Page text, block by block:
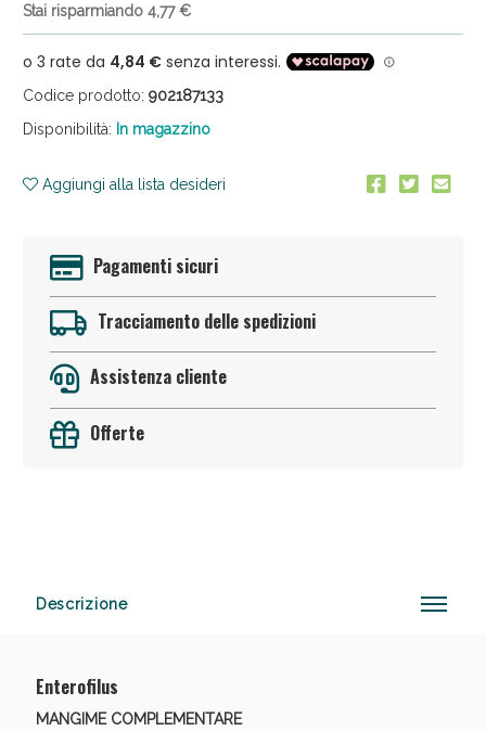
Stai risparmiando 4,77 €
Codice prodotto: 902187133
Disponibilità: In magazzino
Aggiungi alla lista desideri
Pagamenti sicuri
Tracciamento delle spedizioni
Assistenza cliente
Offerte
Descrizione
Enterofilus
MANGIME COMPLEMENTARE